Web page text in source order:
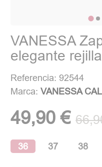
VANESSA
elegante rejilla
Referencia: 92544
Marca:VANESSA
49,90 €
36 37 38